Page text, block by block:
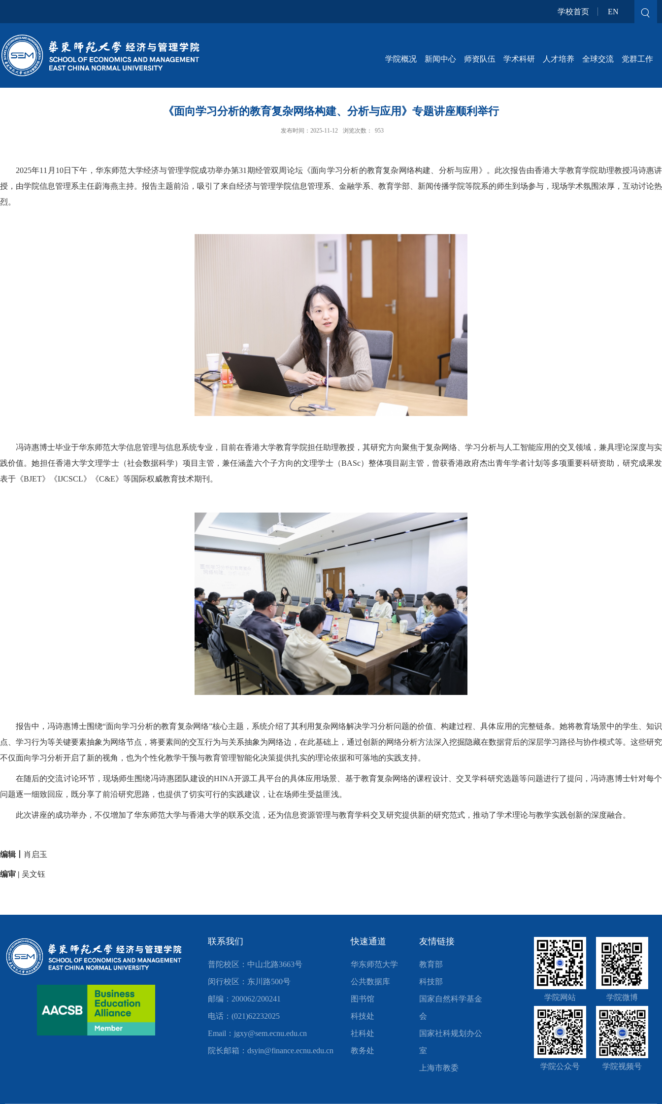
学校首页 EN
学院概况 新闻中心 师资队伍 学术科研 人才培养 全球交流 党群工作
《面向学习分析的教育复杂网络构建、分析与应用》专题讲座顺利举行
发布时间：2025-11-12 浏览次数： 953
2025年11月10日下午，华东师范大学经济与管理学院成功举办第31期经管双周论坛《面向学习分析的教育复杂网络构建、分析与应用》。此次报告由香港大学教育学院助理教授冯诗惠讲
授，由学院信息管理系主任蔚海燕主持。报告主题前沿，吸引了来自经济与管理学院信息管理系、金融学系、教育学部、新闻传播学院等院系的师生到场参与，现场学术氛围浓厚，互动讨论热
烈。
冯诗惠博士毕业于华东师范大学信息管理与信息系统专业，目前在香港大学教育学院担任助理教授，其研究方向聚焦于复杂网络、学习分析与人工智能应用的交叉领域，兼具理论深度与实
践价值。她担任香港大学文理学士（社会数据科学）项目主管，兼任涵盖六个子方向的文理学士（BASc）整体项目副主管，曾获香港政府杰出青年学者计划等多项重要科研资助，研究成果发
表于《BJET》《IJCSCL》《C&E》等国际权威教育技术期刊。
报告中，冯诗惠博士围绕“面向学习分析的教育复杂网络”核心主题，系统介绍了其利用复杂网络解决学习分析问题的价值、构建过程、具体应用的完整链条。她将教育场景中的学生、知识
点、学习行为等关键要素抽象为网络节点，将要素间的交互行为与关系抽象为网络边，在此基础上，通过创新的网络分析方法深入挖掘隐藏在数据背后的深层学习路径与协作模式等。这些研究
不仅面向学习分析开启了新的视角，也为个性化教学干预与教育管理智能化决策提供扎实的理论依据和可落地的实践支持。
在随后的交流讨论环节，现场师生围绕冯诗惠团队建设的HINA开源工具平台的具体应用场景、基于教育复杂网络的课程设计、交叉学科研究选题等问题进行了提问，冯诗惠博士针对每个
问题逐一细致回应，既分享了前沿研究思路，也提供了切实可行的实践建议，让在场师生受益匪浅。
此次讲座的成功举办，不仅增加了华东师范大学与香港大学的联系交流，还为信息资源管理与教育学科交叉研究提供新的研究范式，推动了学术理论与教学实践创新的深度融合。
编辑丨 肖启玉
编审 | 吴文钰
联系我们
普陀校区：中山北路3663号
闵行校区：东川路500号
邮编：200062/200241
电话：(021)62232025
Email：jgxy@sem.ecnu.edu.cn
院长邮箱：dsyin@finance.ecnu.edu.cn
快速通道
华东师范大学
公共数据库
图书馆
科技处
社科处
教务处
友情链接
教育部
科技部
国家自然科学基金
会
国家社科规划办公
室
上海市教委
学院网站 学院微博
学院公众号 学院视频号